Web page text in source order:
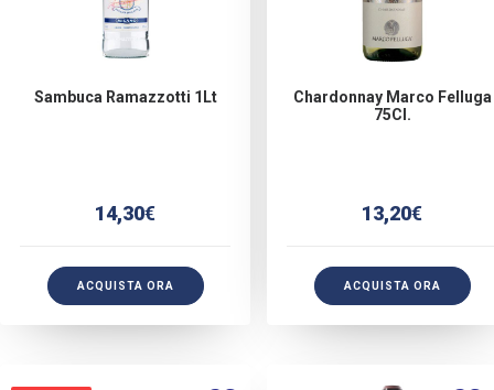
Sambuca Ramazzotti 1Lt
14,30€
ACQUISTA ORA
Chardonnay Marco Felluga
75Cl.
13,20€
ACQUISTA ORA